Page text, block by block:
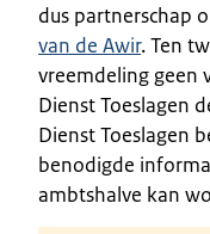
dus partnerschap
van de Awir. Ten
vreemdeling geen
Dienst Toeslagen
Dienst Toeslagen
benodigde
ambtshalve kan